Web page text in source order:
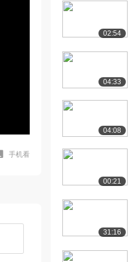
手机看
02:54
04:33
04:08
00:21
31:16